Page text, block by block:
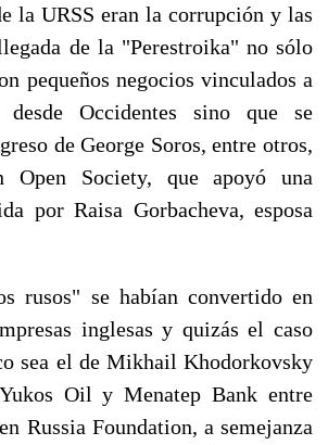
la URSS eran la corrupción y las
de la "Perestroika" no sólo
pequeños negocios vinculados a
Occidentes sino que se
de George Soros, entre otros,
Open Society, que apoyó una
por Raisa Gorbacheva, esposa
rusos" se habían convertido en
inglesas y quizás el caso
sea el de Mikhail Khodorkovsky
Oil y Menatep Bank entre
Russia Foundation, a semejanza